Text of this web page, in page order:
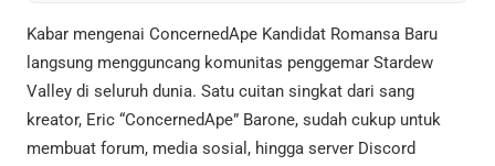
Kabar mengenai ConcernedApe Kandidat Romansa Baru
langsung mengguncang komunitas penggemar Stardew
Valley di seluruh dunia. Satu cuitan singkat dari sang
kreator, Eric “ConcernedApe” Barone, sudah cukup untuk
membuat forum, media sosial, hingga server Discord